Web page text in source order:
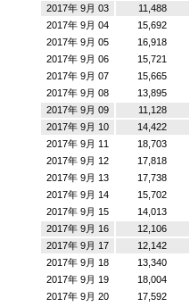
2017年 9月 03
11,488
2017年 9月 04
15,692
2017年 9月 05
16,918
2017年 9月 06
15,721
2017年 9月 07
15,665
2017年 9月 08
13,895
2017年 9月 09
11,128
2017年 9月 10
14,422
2017年 9月 11
18,703
2017年 9月 12
17,818
2017年 9月 13
17,738
2017年 9月 14
15,702
2017年 9月 15
14,013
2017年 9月 16
12,106
2017年 9月 17
12,142
2017年 9月 18
13,340
2017年 9月 19
18,004
2017年 9月 20
17,592